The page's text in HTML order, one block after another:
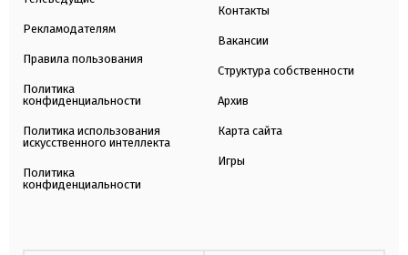
Рекламодателям
Правила пользования
Политика
конфиденциальности
Политика использования
искусственного интеллекта
Политика
конфиденциальности
Контакты
Вакансии
Структура собственности
Архив
Карта сайта
Игры